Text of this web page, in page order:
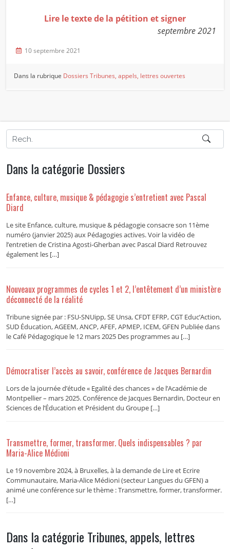
Lire le texte de la pétition et signer
septembre 2021
10 septembre 2021
Dans la rubrique Dossiers Tribunes, appels, lettres ouvertes
Dans la catégorie Dossiers
Enfance, culture, musique & pédagogie s’entretient avec Pascal
Diard
Le site Enfance, culture, musique & pédagogie consacre son 11ème
numéro (janvier 2025) aux Pédagogies actives. Voir la vidéo de
l’entretien de Cristina Agosti-Gherban avec Pascal Diard Retrouvez
également les […]
Nouveaux programmes de cycles 1 et 2, l’entêtement d’un ministère
déconnecté de la réalité
Tribune signée par : FSU-SNUipp, SE Unsa, CFDT EFRP, CGT Educ’Action,
SUD Éducation, AGEEM, ANCP, AFEF, APMEP, ICEM, GFEN Publiée dans
le Café Pédagogique le 12 mars 2025 Des programmes au […]
Démocratiser l’accès au savoir, conférence de Jacques Bernardin
Lors de la journée d’étude « Egalité des chances » de l’Académie de
Montpellier – mars 2025. Conférence de Jacques Bernardin, Docteur en
Sciences de l’Éducation et Président du Groupe […]
Transmettre, former, transformer. Quels indispensables ? par
Maria-Alice Médioni
Le 19 novembre 2024, à Bruxelles, à la demande de Lire et Ecrire
Communautaire, Maria-Alice Médioni (secteur Langues du GFEN) a
animé une conférence sur le thème : Transmettre, former, transformer.
[…]
Dans la catégorie Tribunes, appels, lettres